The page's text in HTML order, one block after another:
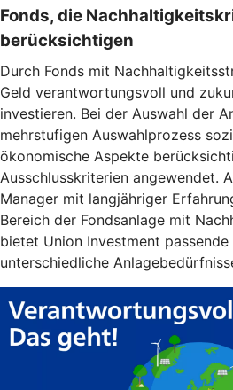
Fonds, die
berücksichtigen
Durch Fonds mit
Geld verantwortungsvoll und
investieren. Bei der Auswahl der
mehrstufigen Auswahlprozess
ökonomische Aspekte
Ausschlusskriterien angewendet.
Manager mit langjähriger
Bereich der Fondsanlage mit
bietet Union Investment
unterschiedliche